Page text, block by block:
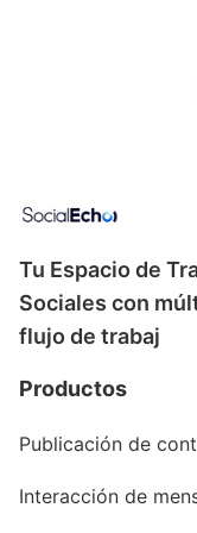
Gobernanza
Tu Espacio de
Sociales con
flujo de trabaj
Productos
Publicación de
Interacción de